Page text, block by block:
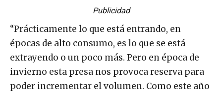
Publicidad
“Prácticamente lo que está entrando, en
épocas de alto consumo, es lo que se está
extrayendo o un poco más. Pero en época de
invierno esta presa nos provoca reserva para
poder incrementar el volumen. Como este año